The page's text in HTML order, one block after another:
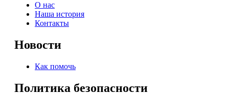
О нас
Наша история
Контакты
Новости
Как помочь
Политика безопасности